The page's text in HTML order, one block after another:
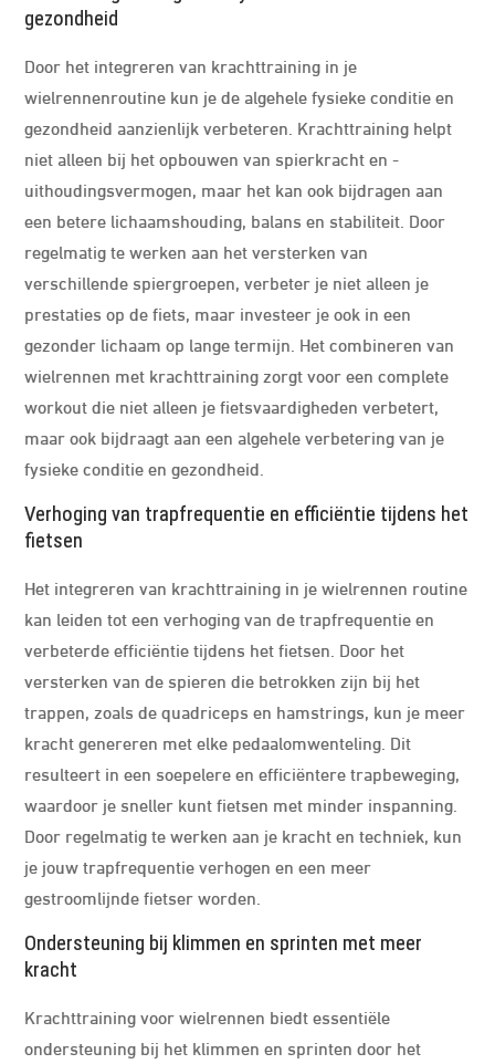
gezondheid
Door het integreren van krachttraining in je
wielrennenroutine kun je de algehele fysieke conditie en
gezondheid aanzienlijk verbeteren. Krachttraining helpt
niet alleen bij het opbouwen van spierkracht en -
uithoudingsvermogen, maar het kan ook bijdragen aan
een betere lichaamshouding, balans en stabiliteit. Door
regelmatig te werken aan het versterken van
verschillende spiergroepen, verbeter je niet alleen je
prestaties op de fiets, maar investeer je ook in een
gezonder lichaam op lange termijn. Het combineren van
wielrennen met krachttraining zorgt voor een complete
workout die niet alleen je fietsvaardigheden verbetert,
maar ook bijdraagt aan een algehele verbetering van je
fysieke conditie en gezondheid.
Verhoging van trapfrequentie en efficiëntie tijdens het
fietsen
Het integreren van krachttraining in je wielrennen routine
kan leiden tot een verhoging van de trapfrequentie en
verbeterde efficiëntie tijdens het fietsen. Door het
versterken van de spieren die betrokken zijn bij het
trappen, zoals de quadriceps en hamstrings, kun je meer
kracht genereren met elke pedaalomwenteling. Dit
resulteert in een soepelere en efficiëntere trapbeweging,
waardoor je sneller kunt fietsen met minder inspanning.
Door regelmatig te werken aan je kracht en techniek, kun
je jouw trapfrequentie verhogen en een meer
gestroomlijnde fietser worden.
Ondersteuning bij klimmen en sprinten met meer
kracht
Krachttraining voor wielrennen biedt essentiële
ondersteuning bij het klimmen en sprinten door het